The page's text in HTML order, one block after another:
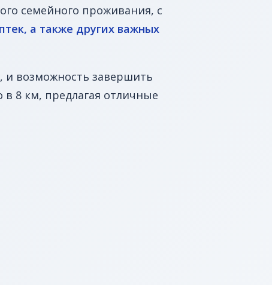
семейного проживания, с
а также других важных
и возможность завершить
в 8 км, предлагая отличные